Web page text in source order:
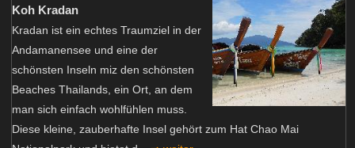
Koh Kradan
Kradan ist ein echtes Traumziel in der
Andamanensee und eine der
schönsten Inseln miz den schönsten
Beaches Thailands, ein Ort, an dem
man sich einfach wohlfühlen muss.
Diese kleine, zauberhafte Insel gehört zum Hat Chao Mai